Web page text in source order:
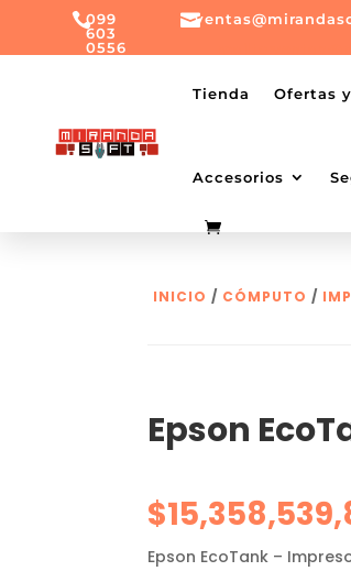
099
603
0556
0556

mailto:
Tienda Ofertas
Accesorios
INICIO / CÓMPUTO /
Epson
$
Epson EcoTank –